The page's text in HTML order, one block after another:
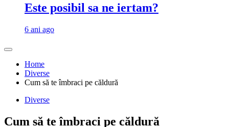
Este posibil sa ne iertam?
6 ani ago
Home
Diverse
Cum să te îmbraci pe căldură
Diverse
Cum să te îmbraci pe căldură